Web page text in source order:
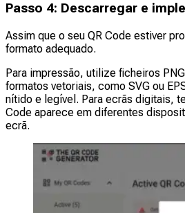
Passo 4: Descarregar e
Assim que o seu QR Code estiver
formato adequado.
Para impressão, utilize ficheiros
formatos vetoriais, como SVG ou
nítido e legível. Para ecrãs digitais,
Code aparece em diferentes
ecrã.